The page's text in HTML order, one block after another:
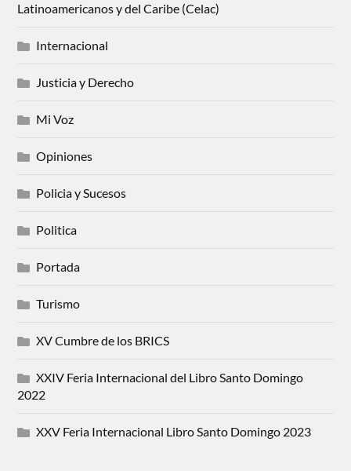
Latinoamericanos y del Caribe (Celac)
Internacional
Justicia y Derecho
Mi Voz
Opiniones
Policia y Sucesos
Politica
Portada
Turismo
XV Cumbre de los BRICS
XXIV Feria Internacional del Libro Santo Domingo
2022
XXV Feria Internacional Libro Santo Domingo 2023